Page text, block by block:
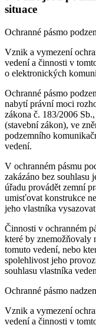
situace
Ochranné pásmo
Vznik a vymezení
vedení a činnosti v
o elektronických
Ochranné pásmo
nabytí právní moci
zákona č. 183/2006
(stavební zákon), ve
podzemního
vedení.
V ochranném pásmu
zakázáno bez souhlasu
úřadu provádět zemní
umisťovat konstrukce
jeho vlastníka
Činnosti v ochranném
které by znemožňovaly
tomuto vedení, nebo
spolehlivost jeho
souhlasu vlastníka
Ochranné pásmo
Vznik a vymezení
vedení a činnosti v